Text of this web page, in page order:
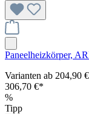
Paneelheizkörper,
Varianten ab 204,90
306,70 €*
%
Tipp